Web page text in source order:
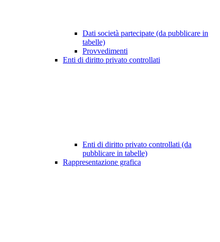
Dati società partecipate (da pubblicare in
tabelle)
Provvedimenti
Enti di diritto privato controllati
Enti di diritto privato controllati (da
pubblicare in tabelle)
Rappresentazione grafica